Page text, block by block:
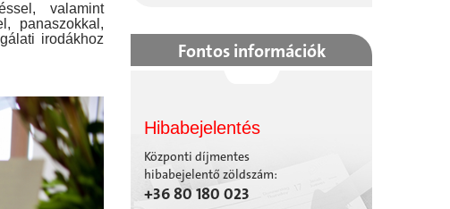
valamint
panaszokkal,
irodákhoz
Fontos információk
Hibabejelentés
Központi díjmentes
hibabejelentő zöldszám:
+36 80 180 023